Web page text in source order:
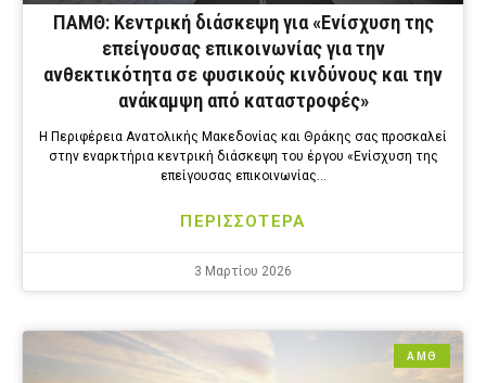
ΠΑΜΘ: Κεντρική διάσκεψη για «Ενίσχυση της
επείγουσας επικοινωνίας για την
ανθεκτικότητα σε φυσικούς κινδύνους και την
ανάκαμψη από καταστροφές»
Η Περιφέρεια Ανατολικής Μακεδονίας και Θράκης σας προσκαλεί
στην εναρκτήρια κεντρική διάσκεψη του έργου «Ενίσχυση της
επείγουσας επικοινωνίας…
ΠΕΡΙΣΣΟΤΕΡΑ
3 Μαρτίου 2026
ΑΜΘ